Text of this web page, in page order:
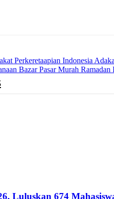
Perkeretaapian Indonesia
Bazar Pasar Murah
Luluskan 674